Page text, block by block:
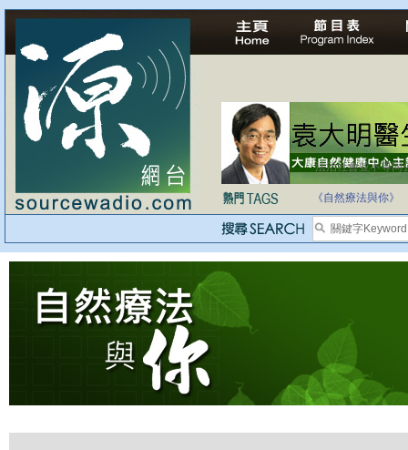
法治社會並不等同
《自然療法與你》